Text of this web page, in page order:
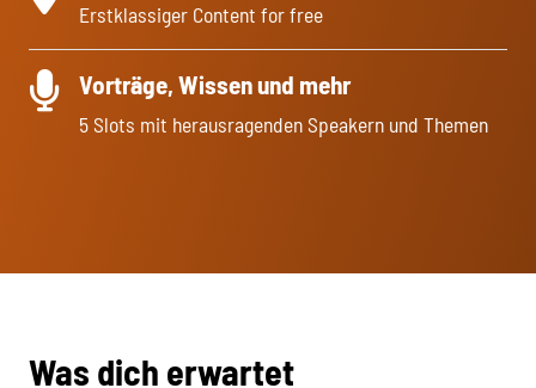
Erstklassiger Content for free
Vorträge, Wissen und mehr
5 Slots mit herausragenden Speakern und Themen
Was dich erwartet